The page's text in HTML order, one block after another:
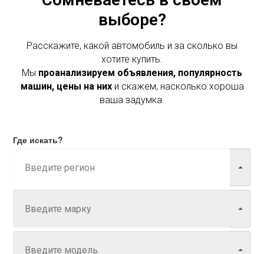
выборе?
Расскажите, какой автомобиль и за сколько вы
хотите купить.
Мы проанализируем объявления, популярность
машин, цены на нихи скажем, насколько хороша
ваша задумка.
Где искать?